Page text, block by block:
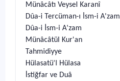
Münâcâtı Veysel Karanî
Dûa-i Tercüman-ı İsm-i A'zam
Dûa-i İsm-i A'zam
Münâcâtül Kur'an
Tahmidiyye
Hülasatü'l Hülasa
İstiğfar ve Duâ